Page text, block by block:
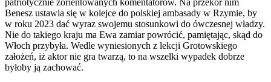
patriotycznie zorientowanych komentatorów. Na przekór nim
Benesz ustawia się w kolejce do polskiej ambasady w Rzymie, by
w roku 2023 dać wyraz swojemu stosunkowi do ówczesnej władzy.
Nie do takiego kraju ma Ewa zamiar powrócić, pamiętając, skąd do
Włoch przybyła. Wedle wyniesionych z lekcji Grotowskiego
założeń, iż aktor nie gra twarzą, to na wszelki wypadek dobrze
byłoby ją zachować.